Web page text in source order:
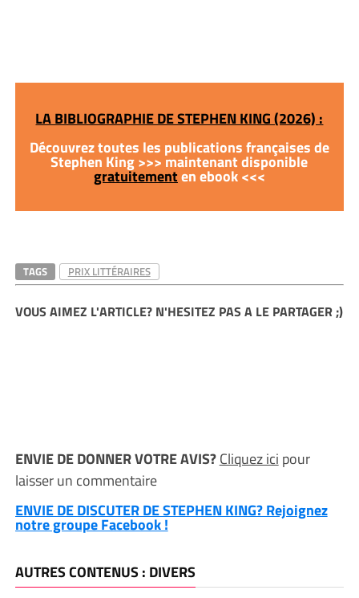
LA BIBLIOGRAPHIE DE STEPHEN KING (2026) :
Découvrez toutes les publications françaises de
Stephen King >>> maintenant disponible
gratuitementen ebook <<<
TAGS PRIX LITTÉRAIRES
VOUS AIMEZ L'ARTICLE? N'HESITEZ PAS A LE PARTAGER ;)
ENVIE DE DONNER VOTRE AVIS?Cliquez ici pour
laisser un commentaire
ENVIE DE DISCUTER DE STEPHEN KING? Rejoignez
notre groupe Facebook !
AUTRES CONTENUS : DIVERS